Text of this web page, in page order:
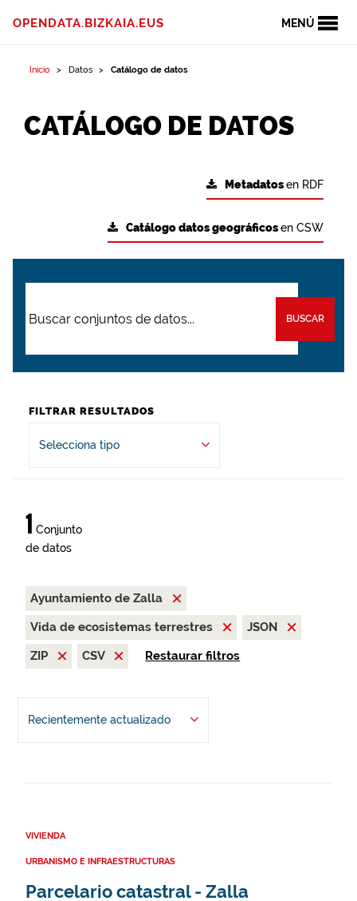
MENÚ
OPENDATA.BIZKAIA.EUS
Inicio Datos Catálogo de datos
CATÁLOGO DE DATOS
Metadatosen RDF
Catálogo datos geográficosen CSW
BUSCAR
FILTRAR RESULTADOS
Selecciona tipo
1 Conjunto
de datos
Ayuntamiento de Zalla
Vida de ecosistemas terrestres
JSON
ZIP
CSV Restaurar filtros
Recientemente actualizado
VIVIENDA
URBANISMO E INFRAESTRUCTURAS
Parcelario catastral - Zalla